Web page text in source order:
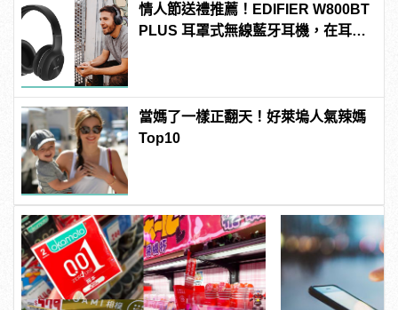
情人節送禮推薦！EDIFIER W800BT
PLUS 耳罩式無線藍牙耳機，在耳邊
當媽了一樣正翻天！好萊塢人氣辣媽
Top10